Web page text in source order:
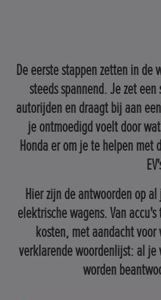
De eerste stappen zetten in de
steeds spannend. Je zet
autorijden en draagt bij aan
je ontmoedigd voelt door
Honda er om je te helpen met
Hier zijn de antwoorden op
elektrische wagens. Van
kosten, met aandacht
verklarende woordenlijst: al je
worden